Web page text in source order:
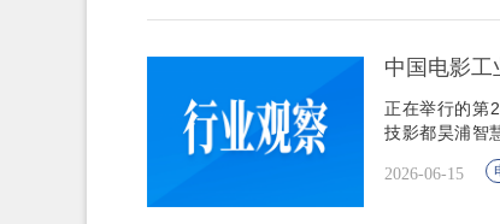
中国电影工
正在举行的第
技影都昊浦智
2026-06-15